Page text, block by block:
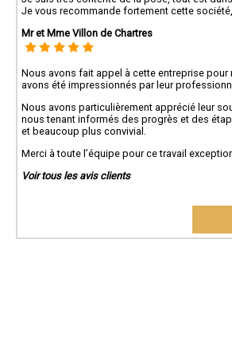
Je vous recommande fortement cette
Mr et Mme Villon de Chartres
Nous avons fait appel à cette entreprise pour
avons été impressionnés par leur
Nous avons particulièrement apprécié leur
nous tenant informés des progrès et des
et beaucoup plus convivial.
Merci à toute l’équipe pour ce travail
Voir tous les avis clients